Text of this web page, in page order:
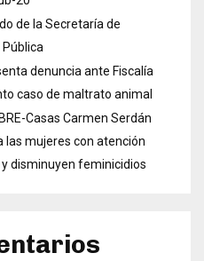
de la Secretaría de
Pública
denuncia ante Fiscalía
caso de maltrato animal
Casas Carmen Serdán
las mujeres con atención
disminuyen feminicidios